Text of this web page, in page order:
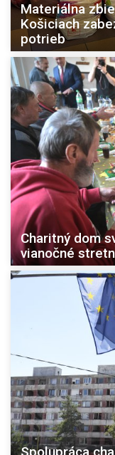
Materiálna
Košiciach
potrieb
Charitný dom
vianočné